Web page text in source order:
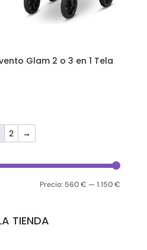
Glam 2 o 3 en 1 Tela
2 →
Precio: 560 € —1.150 €
TIENDA